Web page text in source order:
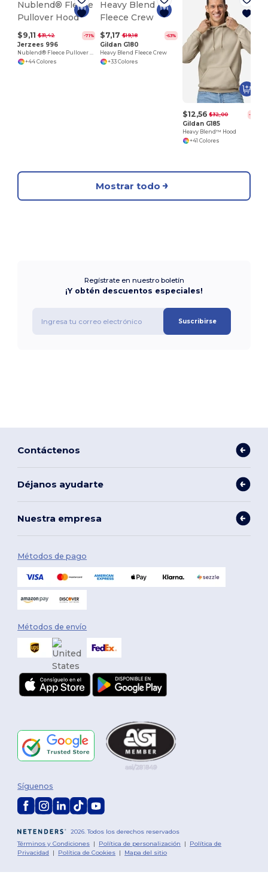
$9,11 $31,42 -71%
Jerzees 996
Nublend® Fleece Pullover Hood
+44 Colores
$7,17 $19,18 -63%
Gildan G180
Heavy Blend Fleece Crew
+33 Colores
$12,56 $32,00 -61%
Gildan G185
Heavy Blend™ Hood
+41 Colores
Mostrar todo
Regístrate en nuestro boletín
¡Y obtén descuentos especiales!
Suscribirse
Contáctenos
Déjanos ayudarte
Nuestra empresa
Métodos de pago
Métodos de envío
2026. Todos los derechos reservados
Términos y Condiciones | Política de personalización | Política de
Privacidad | Política de Cookies | Mapa del sitio
Síguenos